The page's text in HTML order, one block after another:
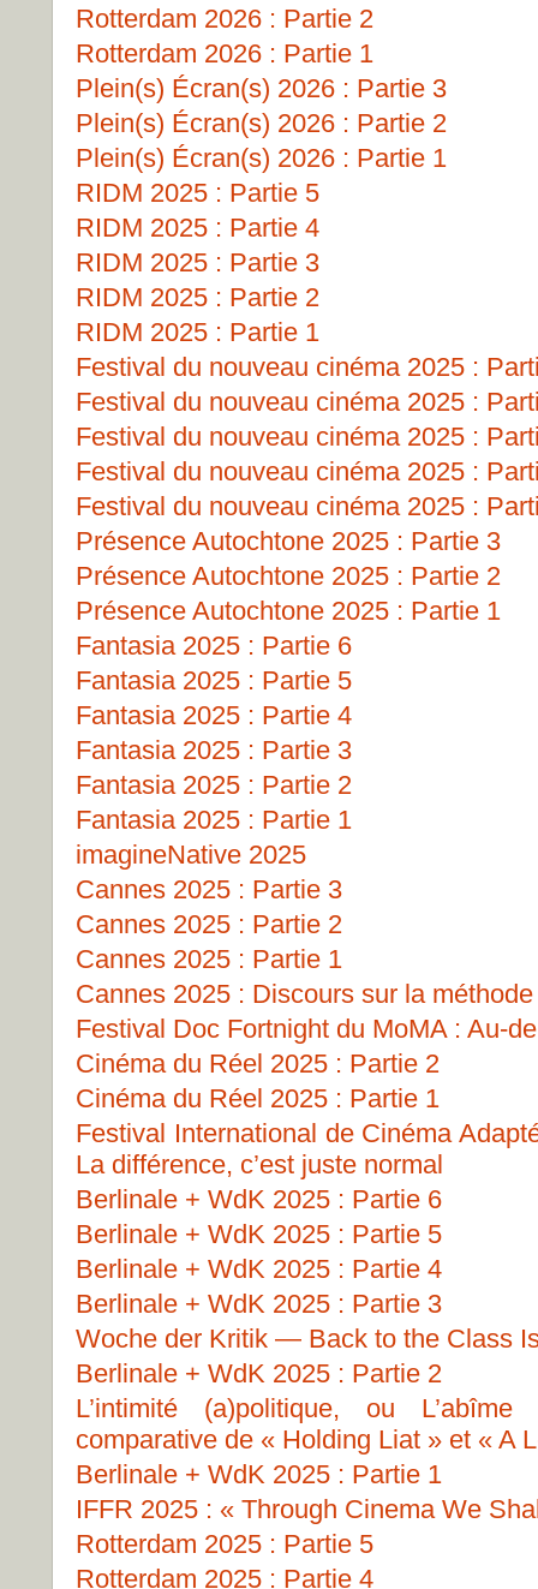
Rotterdam 2026 : Partie 2
Rotterdam 2026 : Partie 1
Plein(s) Écran(s) 2026 : Partie 3
Plein(s) Écran(s) 2026 : Partie 2
Plein(s) Écran(s) 2026 : Partie 1
RIDM 2025 : Partie 5
RIDM 2025 : Partie 4
RIDM 2025 : Partie 3
RIDM 2025 : Partie 2
RIDM 2025 : Partie 1
Festival du nouveau cinéma 2025 :
Festival du nouveau cinéma 2025 :
Festival du nouveau cinéma 2025 :
Festival du nouveau cinéma 2025 :
Festival du nouveau cinéma 2025 :
Présence Autochtone 2025 : Partie 3
Présence Autochtone 2025 : Partie 2
Présence Autochtone 2025 : Partie 1
Fantasia 2025 : Partie 6
Fantasia 2025 : Partie 5
Fantasia 2025 : Partie 4
Fantasia 2025 : Partie 3
Fantasia 2025 : Partie 2
Fantasia 2025 : Partie 1
imagineNative 2025
Cannes 2025 : Partie 3
Cannes 2025 : Partie 2
Cannes 2025 : Partie 1
Cannes 2025 : Discours sur la méthode
Festival Doc Fortnight du MoMA : Au-
Cinéma du Réel 2025 : Partie 2
Cinéma du Réel 2025 : Partie 1
Festival International de Cinéma
La différence, c’est juste normal
Berlinale + WdK 2025 : Partie 6
Berlinale + WdK 2025 : Partie 5
Berlinale + WdK 2025 : Partie 4
Berlinale + WdK 2025 : Partie 3
Woche der Kritik — Back to the Class
Berlinale + WdK 2025 : Partie 2
L’intimité (a)politique, ou
comparative de « Holding Liat » et « A
Berlinale + WdK 2025 : Partie 1
IFFR 2025 : « Through Cinema We
Rotterdam 2025 : Partie 5
Rotterdam 2025 : Partie 4